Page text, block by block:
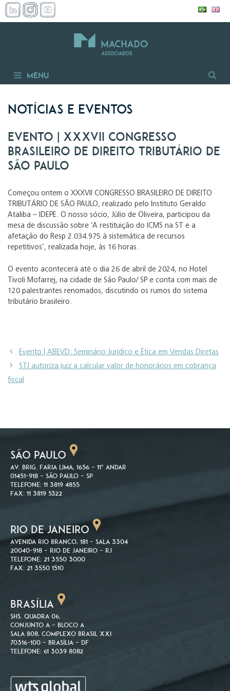
Pular
para
Menu
Notícias e Eventos
Evento | XXXVII CONGRESSO
BRASILEIRO DE DIREITO TRIBUTÁRIO DE
SÃO PAULO
Começou ontem o XXXVII CONGRESSO BRASILEIRO DE DIREITO
TRIBUTÁRIO DE SÃO PAULO, realizado pelo Instituto Geraldo
Ataliba – IDEPE. O nosso sócio, Júlio de Oliveira, participou da
mesa de discussão sobre ‘A restituição do ICMS na ST e a
afetação do Resp 2.034.975 à sistemática de recursos
repetitivos’, realizada hoje, às 16 horas.
O evento acontecerá até o dia 26 de abril de 2024, no Hotel
Tivoli Mofarrej, na cidade de São Paulo/ SP e conta com mais de
120 palestrantes renomados, discutindo os rumos do sistema
tributário brasileiro.
Evento | ABEVD: Seminário Jurídico e Ética em Vendas Diretas
STJ autoriza juiz a calcular valor de honorários em cobrança
fiscal
SÃO PAULO
Av. Brig. Faria Lima, 1656 – 11º andar
01451-918 – São Paulo – SP
Telefone: 11 3819 4855
Fax: 11 3819 5322
RIO DE JANEIRO
Avenida Rio Branco, 181 – Sala 3304
20040-918 – Rio de Janeiro – RJ
Telefone: 21 3550 3000
Fax: 21 3550 1510
BRASÍLIA
SHS. Quadra 06,
Conjunto A – Bloco A
Sala 808, Complexo Brasil XXI
70316-100 – Brasília – DF
Telefone: 61 3039 8082